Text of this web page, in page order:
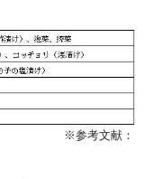
：